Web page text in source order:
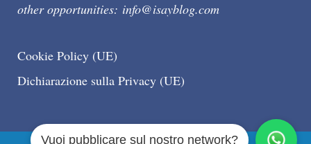
other opportunities: info@isayblog.com
Cookie Policy (UE)
Dichiarazione sulla Privacy (UE)
Vuoi pubblicare sul nostro network?